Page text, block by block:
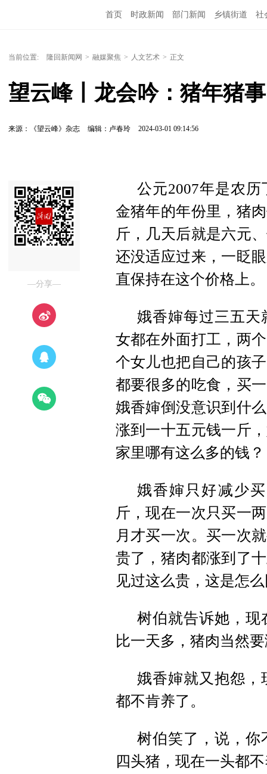
首页 时政新闻 部门新闻 乡镇街道 社
当前位置: 隆回新闻网 > 融媒聚焦 > 人文艺术 > 正文
望云峰丨龙会吟：猪年猪事
来源：《望云峰》杂志 编辑：卢春玲 2024-03-01 09:14:56
—分享—
公元2007年是农
金猪年的年份里，猪
斤，几天后就是六元
还没适应过来，一眨
直保持在这个价格上。
娥香婶每过三五天
女都在外面打工，两
个女儿也把自己的孩
都要很多的吃食，买
娥香婶倒没意识到什
涨到一十五元钱一斤
家里哪有这么多的钱？
娥香婶只好减少
斤，现在一次只买一
月才买一次。买一次
贵了，猪肉都涨到了
见过这么贵，这是怎
树伯就告诉她，现
比一天多，猪肉当然
娥香婶就又抱怨，
都不肯养了。
树伯笑了，说，你
四头猪，现在一头都